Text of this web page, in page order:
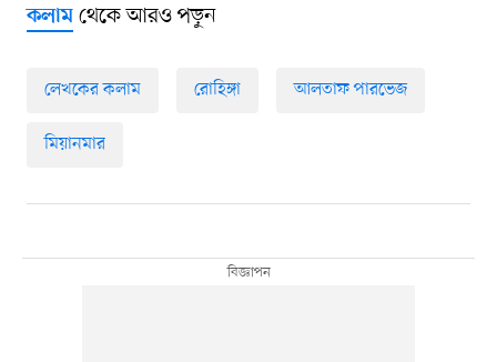
কলামথেকে আরও পড়ুন
লেখকের কলাম রোহিঙ্গা আলতাফ পারভেজ
মিয়ানমার